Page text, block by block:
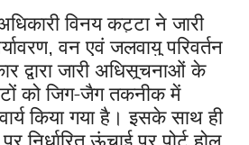
विनय कट्टा ने जारी
,वन एवं जलवायु परिवर्तन
द्वारा जारी अधिसूचनाओं के
को जिग-जैग तकनीक में
किया गया है। इसके साथ ही
निर्धारित ऊंचाई पर पोर्ट होल